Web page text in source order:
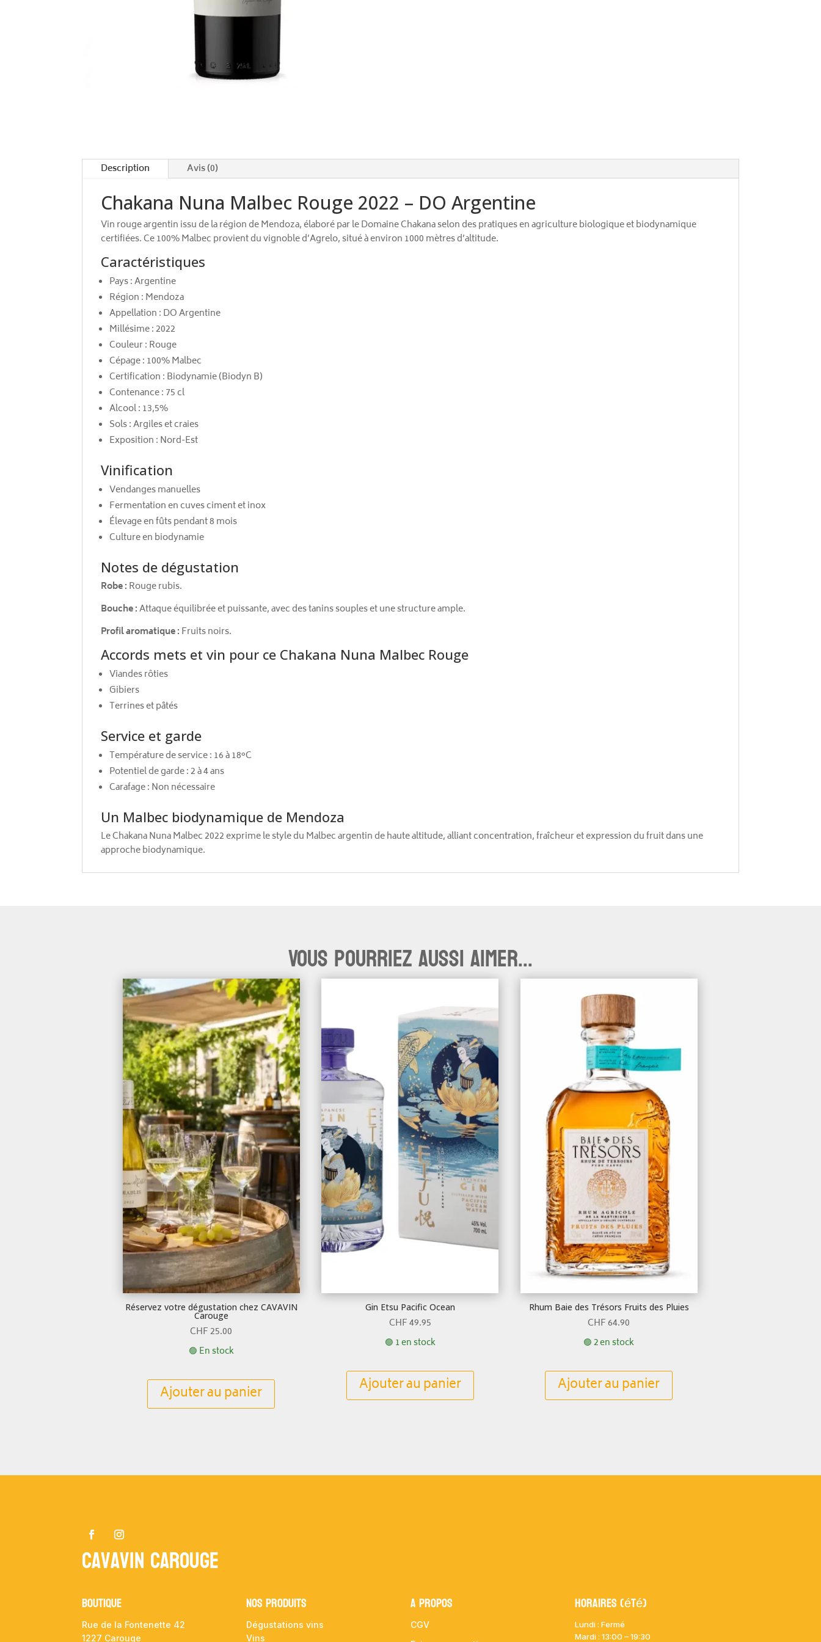
Description Avis (0)
Chakana Nuna Malbec Rouge 2022 – DO Argentine
Vin rouge argentin issu de la région de Mendoza, élaboré par le Domaine Chakana selon des pratiques en agriculture biologique et biodynamique
certifiées. Ce 100% Malbec provient du vignoble d’Agrelo, situé à environ 1000 mètres d’altitude.
Caractéristiques
Pays : Argentine
Région : Mendoza
Appellation : DO Argentine
Millésime : 2022
Couleur : Rouge
Cépage : 100% Malbec
Certification : Biodynamie (Biodyn B)
Contenance : 75 cl
Alcool : 13,5%
Sols : Argiles et craies
Exposition : Nord-Est
Vinification
Vendanges manuelles
Fermentation en cuves ciment et inox
Élevage en fûts pendant 8 mois
Culture en biodynamie
Notes de dégustation
Robe : Rouge rubis.
Bouche :Attaque équilibrée et puissante, avec des tanins souples et une structure ample.
Profil aromatique : Fruits noirs.
Accords mets et vin pour ce Chakana Nuna Malbec Rouge
Viandes rôties
Gibiers
Terrines et pâtés
Service et garde
Température de service : 16 à 18°C
Potentiel de garde : 2 à 4 ans
Carafage : Non nécessaire
Un Malbec biodynamique de Mendoza
Le Chakana Nuna Malbec 2022 exprime le style du Malbec argentin de haute altitude, alliant concentration, fraîcheur et expression du fruit dans une
approche biodynamique.
Vous pourriez aussi aimer...
Réservez votre dégustation chez CAVAVIN
Carouge
CHF25.00
🟢 En stock
Ajouter au panier
Gin Etsu Pacific Ocean
CHF49.95
🟢 1 en stock
Ajouter au panier
Rhum Baie des Trésors Fruits des Pluies
CHF64.90
🟢 2 en stock
Ajouter au panier
Cavavin Carouge
Boutique
Rue de la Fontenette 42
1227 Carouge
NOS PRODUITS
Dégustations vins
Vins
A propos
CGV
Horaires (été)
Lundi : Fermé
Mardi : 13:00 – 19:30